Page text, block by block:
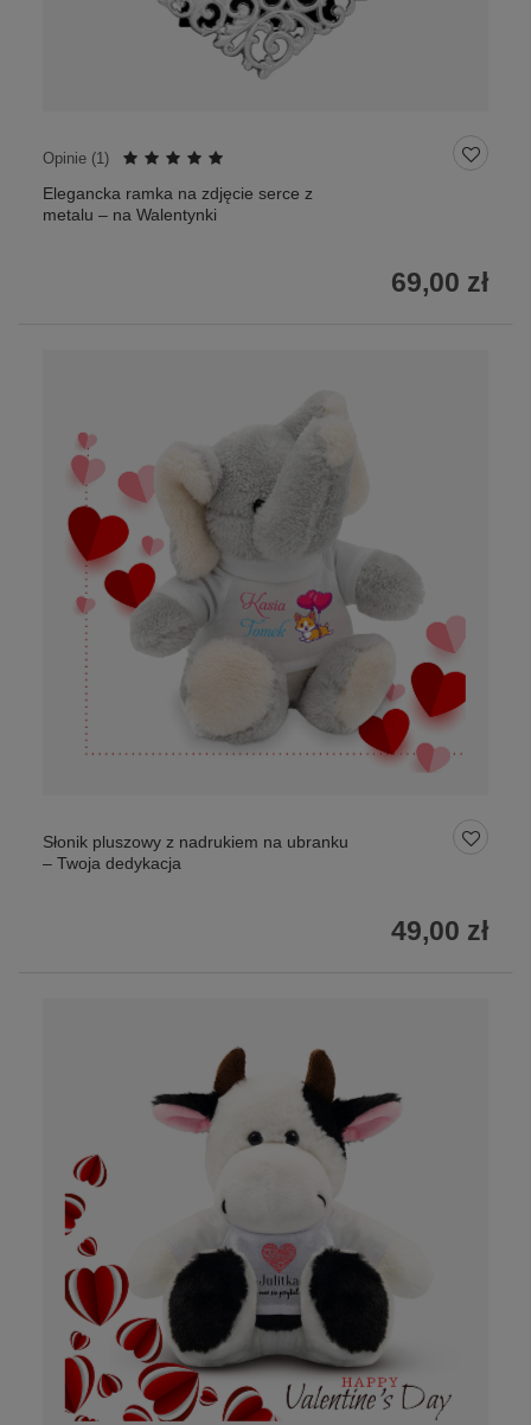
Opinie (1)
Elegancka ramka na zdjęcie serce z
metalu – na Walentynki
69,00 zł
Słonik pluszowy z nadrukiem na ubranku
– Twoja dedykacja
49,00 zł